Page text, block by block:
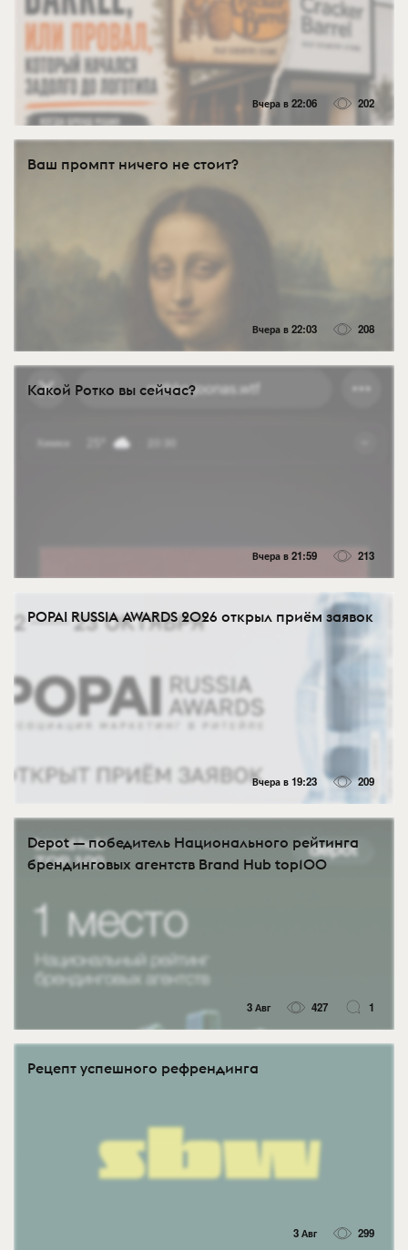
Вчера в 22:06 202
Ваш промпт ничего не стоит?
Вчера в 22:03 208
Какой Ротко вы сейчас?
Вчера в 21:59 213
POPAI RUSSIA AWARDS 2026 открыл приём заявок
Вчера в 19:23 209
Depot — победитель Национального рейтинга
брендинговых агентств Brand Hub top100
3 Авг 427 1
Рецепт успешного рефрендинга
3 Авг 299